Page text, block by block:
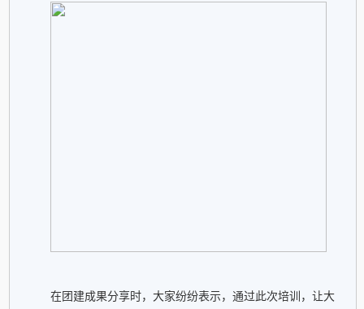
在团建成果分享时，大家纷纷表示，通过此次培训，让大